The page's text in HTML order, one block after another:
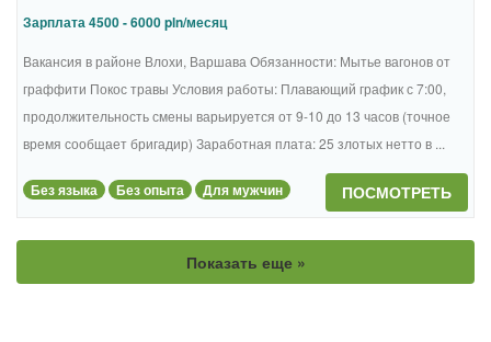
Зарплата 4500 - 6000 pln/месяц
Вакансия в районе Влохи, Варшава Обязанности: Мытье вагонов от
граффити Покос травы Условия работы: Плавающий график с 7:00,
продолжительность смены варьируется от 9-10 до 13 часов (точное
время сообщает бригадир) Заработная плата: 25 злотых нетто в ...
Без языка Без опыта Для мужчин ПОСМОТРЕТЬ
Показать еще »